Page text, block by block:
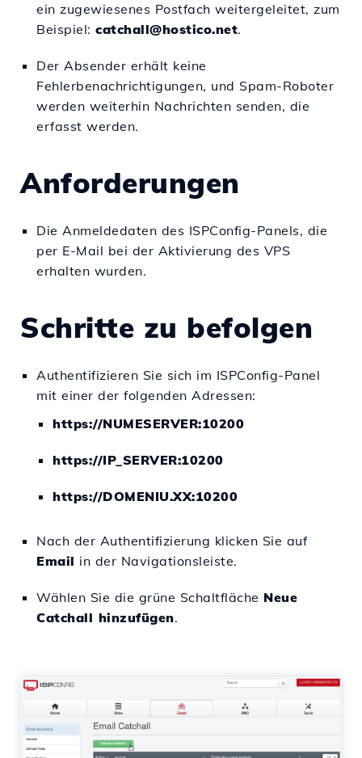
ein zugewiesenes Postfach weitergeleitet, zum
Beispiel: catchall@hostico.net.
Der Absender erhält keine
Fehlerbenachrichtigungen, und Spam-Roboter
werden weiterhin Nachrichten senden, die
erfasst werden.
Anforderungen
Die Anmeldedaten des ISPConfig-Panels, die
per E-Mail bei der Aktivierung des VPS
erhalten wurden.
Schritte zu befolgen
Authentifizieren Sie sich im ISPConfig-Panel
mit einer der folgenden Adressen:
https://NUMESERVER:10200
https://IP_SERVER:10200
https://DOMENIU.XX:10200
Nach der Authentifizierung klicken Sie auf
Email in der Navigationsleiste.
Wählen Sie die grüne Schaltfläche Neue
Catchall hinzufügen.